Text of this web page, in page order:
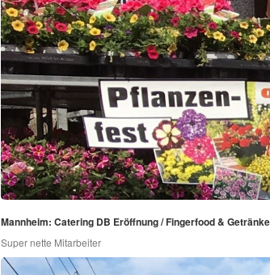
Mannheim: Catering DB Eröffnung / Fingerfood & Getränke
Super nette Mitarbeiter